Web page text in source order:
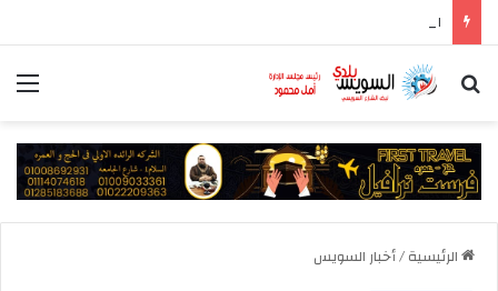
بحث عن
الرئيسية/أخبار السويس